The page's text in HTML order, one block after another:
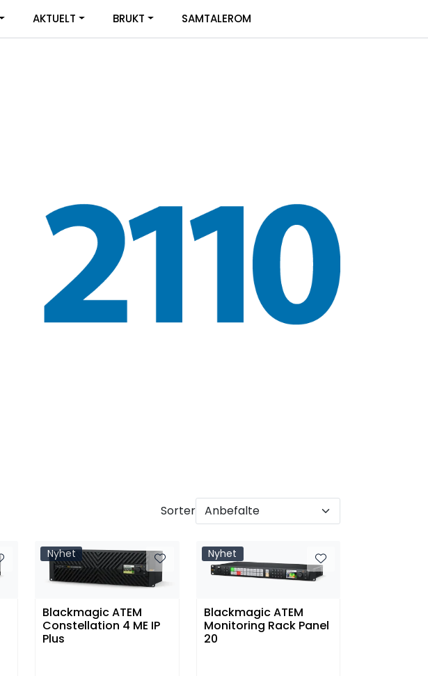
Infosenter Favoritter
AKTUELT BRUKT SAMTALEROM
Sorter
Nyhet
Blackmagic ATEM
Constellation 4 ME IP
Plus
Nyhet
Blackmagic ATEM
Monitoring Rack Panel
20